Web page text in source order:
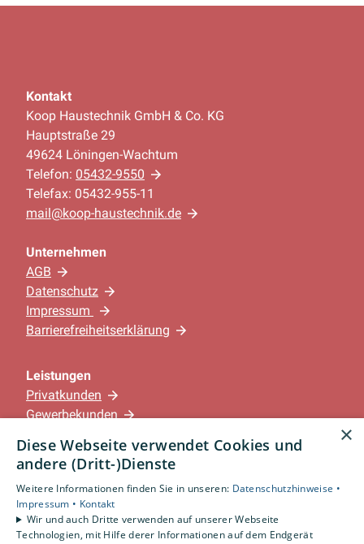
Kontakt
Koop Haustechnik GmbH & Co. KG
Hauptstraße 29
49624 Löningen-Wachtum
Telefon: 05432-9550
Telefax: 05432-955-11
mail@koop-haustechnik.de
Unternehmen
AGB
Datenschutz
Impressum
Barrierefreiheitserklärung
Leistungen
Privatkunden
Gewerbekunden
Unternehmen
Standorte
Löningen-Wachtum
×
Diese Webseite verwendet Cookies und
andere (Dritt-)Dienste
Weitere Informationen finden Sie in unseren: Datenschutzhinweise •
Impressum • Kontakt
Wir und auch Dritte verwenden auf unserer Webseite
Technologien, mit Hilfe derer Informationen auf dem Endgerät